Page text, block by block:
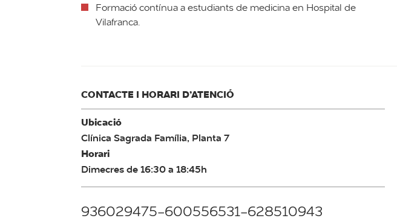
Formació contínua a estudiants de medicina en Hospital de
Vilafranca.
CONTACTE I HORARI D’ATENCIÓ
Ubicació
Clínica Sagrada Família, Planta 7
Horari
Dimecres de 16:30 a 18:45h
936029475-600556531-628510943